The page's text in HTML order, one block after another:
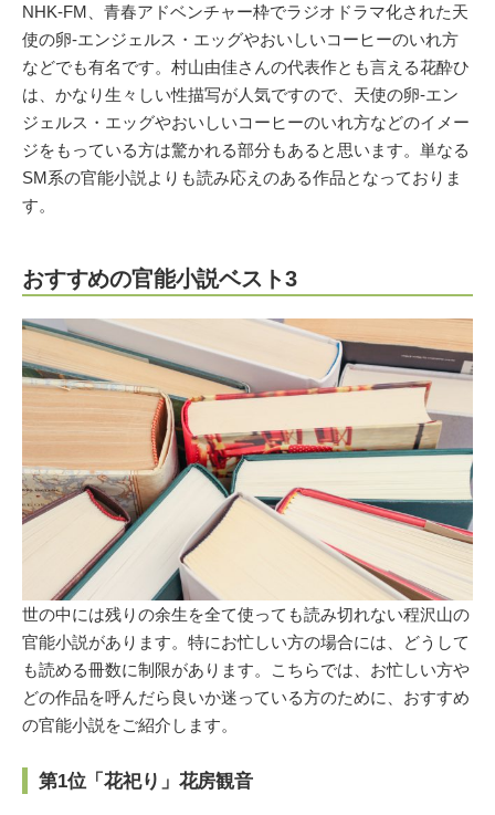
NHK-FM、青春アドベンチャー枠でラジオドラマ化された天
使の卵-エンジェルス・エッグやおいしいコーヒーのいれ方
などでも有名です。村山由佳さんの代表作とも言える花酔ひ
は、かなり生々しい性描写が人気ですので、天使の卵-エン
ジェルス・エッグやおいしいコーヒーのいれ方などのイメー
ジをもっている方は驚かれる部分もあると思います。単なる
SM系の官能小説よりも読み応えのある作品となっておりま
す。
おすすめの官能小説ベスト3
世の中には残りの余生を全て使っても読み切れない程沢山の
官能小説があります。特にお忙しい方の場合には、どうして
も読める冊数に制限があります。こちらでは、お忙しい方や
どの作品を呼んだら良いか迷っている方のために、おすすめ
の官能小説をご紹介します。
第1位「花祀り」花房観音